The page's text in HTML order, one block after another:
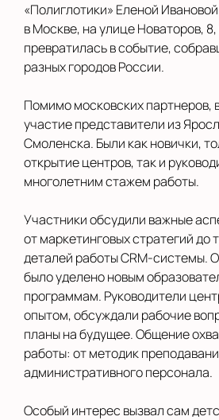
«Полиглотики» Еленой
в Москве, на улице Новаторов, 8,
превратилась в событие,
разных городов России.
Помимо московских партнеров,
участие представители из
Смоленска. Были как новички,
открытие центров, так и
многолетним стажем работы.
Участники обсудили важные
от маркетинговых стратегий до
деталей работы CRM-системы.
было уделено новым
программам. Руководители
опытом, обсуждали рабочие
планы на будущее. Общение
работы: от методик
административного персонала.
Особый интерес вызвал сам